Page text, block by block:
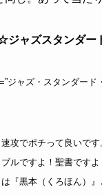
ジャズスタンダー
ジャズ・スタンダー
攻でポチって良いです
ルですよ！聖書ですよ
『黒本（くろほん）』